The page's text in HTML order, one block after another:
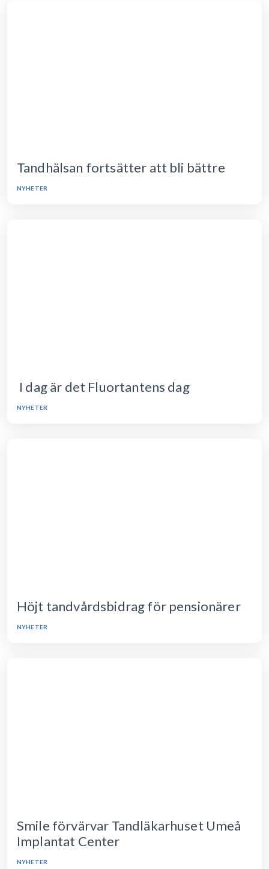
Tandhälsan fortsätter att bli bättre
NYHETER
I dag är det Fluortantens dag
NYHETER
Höjt tandvårdsbidrag för pensionärer
NYHETER
Smile förvärvar Tandläkarhuset Umeå
Implantat Center
NYHETER